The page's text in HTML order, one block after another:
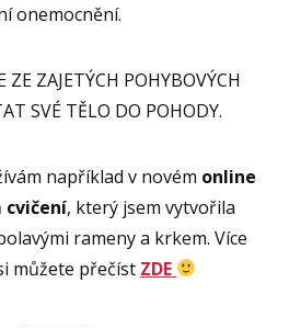
onemocnění.
ZE ZAJETÝCH POHYBOVÝCH
SVÉ TĚLO DO POHODY.
například v novém online
, který jsem vytvořila
rameny a krkem. Více
můžete přečíst ZDE